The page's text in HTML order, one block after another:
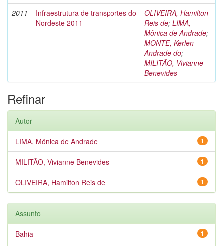
2011
Infraestrutura de transportes do
Nordeste 2011
OLIVEIRA, Hamilton
Reis de; LIMA,
Mônica de Andrade;
MONTE, Kerlen
Andrade do;
MILITÃO, Vivianne
Benevides
Refinar
Autor
1
LIMA, Mônica de Andrade
1
MILITÃO, Vivianne Benevides
1
OLIVEIRA, Hamilton Reis de
Assunto
1
Bahia